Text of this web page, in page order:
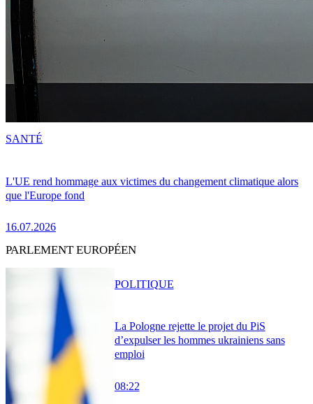
L'UE rend hommage aux victimes du changement climatique alors
que l'Europe fond
16.07.2026
SANTÉ
PARLEMENT EUROPÉEN
La Pologne rejette le projet du PiS
d’expulser les hommes ukrainiens sans
emploi
08:22
POLITIQUE